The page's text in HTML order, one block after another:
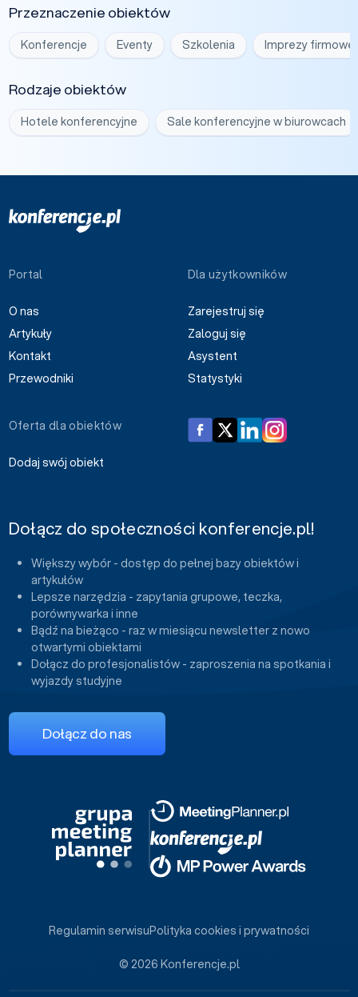
Przeznaczenie obiektów
Konferencje Eventy Szkolenia Imprezy firmowe
Rodzaje obiektów
Hotele konferencyjne Sale konferencyjne w biurowcach
Portal
O nas
Artykuły
Kontakt
Przewodniki
Dla użytkowników
Zarejestruj się
Zaloguj się
Asystent
Statystyki
Oferta dla obiektów
Dodaj swój obiekt
Dołącz do społeczności konferencje.pl!
Większy wybór - dostęp do pełnej bazy obiektów i
artykułów
Lepsze narzędzia - zapytania grupowe, teczka,
porównywarka i inne
Bądź na bieżąco - raz w miesiącu newsletter z nowo
otwartymi obiektami
Dołącz do profesjonalistów - zaproszenia na spotkania i
wyjazdy studyjne
Dołącz do nas
© 2026 Konferencje.pl
Regulamin serwisuPolityka cookies i prywatności